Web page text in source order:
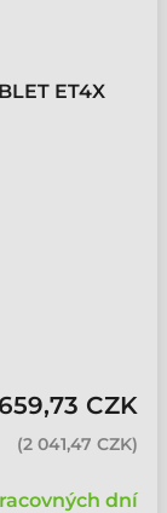
ET4X
CZK
(2 041,47 CZK)
dní